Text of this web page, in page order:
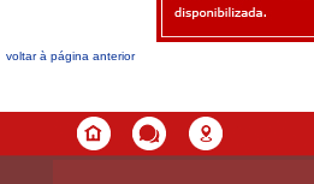
voltar à página anterior